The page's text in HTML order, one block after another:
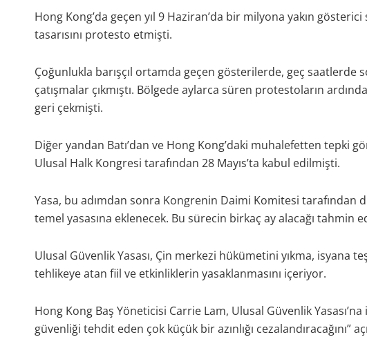
Hong Kong’da geçen yıl 9 Haziran’da bir milyona yakın
tasarısını protesto etmişti.
Çoğunlukla barışçıl ortamda geçen gösterilerde, geç saatlerde
çatışmalar çıkmıştı. Bölgede aylarca süren protestoların
geri çekmişti.
Diğer yandan Batı’dan ve Hong Kong’daki muhalefetten tepki
Ulusal Halk Kongresi tarafından 28 Mayıs’ta kabul edilmişti.
Yasa, bu adımdan sonra Kongrenin Daimi Komitesi tarafından
temel yasasına eklenecek. Bu sürecin birkaç ay alacağı tahmin
Ulusal Güvenlik Yasası, Çin merkezi hükümetini yıkma, isyana
tehlikeye atan fiil ve etkinliklerin yasaklanmasını içeriyor.
Hong Kong Baş Yöneticisi Carrie Lam, Ulusal Güvenlik Yasası’na
güvenliği tehdit eden çok küçük bir azınlığı cezalandıracağını”